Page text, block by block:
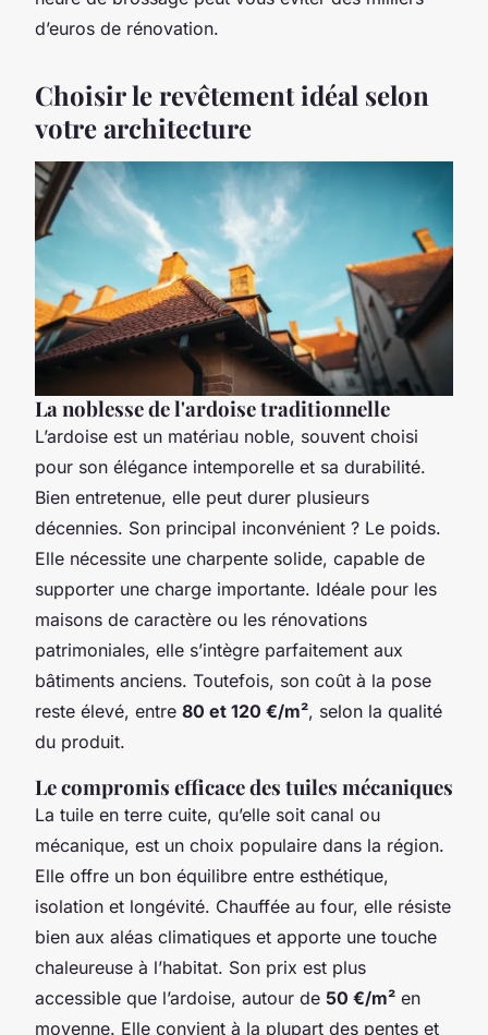
d’euros de rénovation.
Choisir le revêtement idéal selon
votre architecture
La noblesse de l'ardoise traditionnelle
L’ardoise est un matériau noble, souvent choisi
pour son élégance intemporelle et sa durabilité.
Bien entretenue, elle peut durer plusieurs
décennies. Son principal inconvénient ? Le poids.
Elle nécessite une charpente solide, capable de
supporter une charge importante. Idéale pour les
maisons de caractère ou les rénovations
patrimoniales, elle s’intègre parfaitement aux
bâtiments anciens. Toutefois, son coût à la pose
reste élevé, entre 80 et 120 €/m², selon la qualité
du produit.
Le compromis efficace des tuiles mécaniques
La tuile en terre cuite, qu’elle soit canal ou
mécanique, est un choix populaire dans la région.
Elle offre un bon équilibre entre esthétique,
isolation et longévité. Chauffée au four, elle résiste
bien aux aléas climatiques et apporte une touche
chaleureuse à l’habitat. Son prix est plus
accessible que l’ardoise, autour de 50 €/m² en
moyenne. Elle convient à la plupart des pentes et